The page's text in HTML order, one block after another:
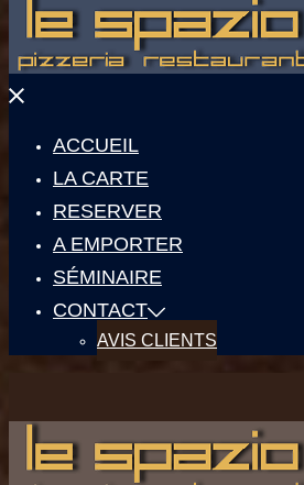
Fermer
ACCUEIL
LA CARTE
RESERVER
A EMPORTER
SÉMINAIRE
CONTACT
AVIS CLIENTS